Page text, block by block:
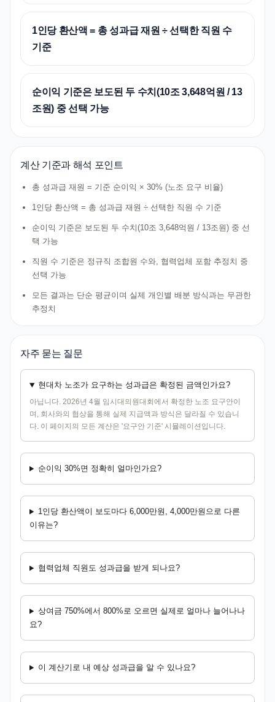
1인당 환산액 = 총 성과급 재원 ÷ 선택한 직원 수
기준
순이익 기준은 보도된 두 수치(10조 3,648억원 / 13
조원) 중 선택 가능
계산 기준과 해석 포인트
총 성과급 재원 = 기준 순이익 × 30% (노조 요구 비율)
1인당 환산액 = 총 성과급 재원 ÷ 선택한 직원 수 기준
순이익 기준은 보도된 두 수치(10조 3,648억원 / 13조원) 중 선
택 가능
직원 수 기준은 정규직 조합원 수와, 협력업체 포함 추정치 중
선택 가능
모든 결과는 단순 평균이며 실제 개인별 배분 방식과는 무관한
추정치
자주 묻는 질문
현대차 노조가 요구하는 성과급은 확정된 금액인가요?
아닙니다. 2026년 4월 임시대의원대회에서 확정한 노조 요구안이
며, 회사와의 협상을 통해 실제 지급액과 방식은 달라질 수 있습니
다. 이 페이지의 모든 계산은 '요구안 기준' 시뮬레이션입니다.
순이익 30%면 정확히 얼마인가요?
1인당 환산액이 보도마다 6,000만원, 4,000만원으로 다른
이유는?
협력업체 직원도 성과급을 받게 되나요?
상여금 750%에서 800%로 오르면 실제로 얼마나 늘어나나
요?
이 계산기로 내 예상 성과급을 알 수 있나요?